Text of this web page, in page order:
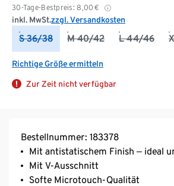
30-Tage-Bestpreis: 8,00 €
inkl. MwSt.zzgl. Versandkosten
S 36/38 M 40/42 L 44/46
Richtige Größe ermitteln
Zur Zeit nicht verfügbar
Bestellnummer: 183378
Mit antistatischem Finish ‒ ideal
Mit V-Ausschnitt
Softe Microtouch-Qualität